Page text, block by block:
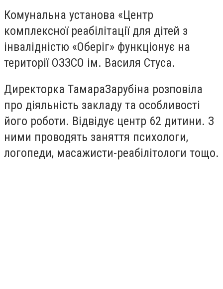
Комунальна установа «Центр
комплексної реабілітації для дітей з
інвалідністю «Оберіг» функціонує на
території ОЗЗСО ім. Василя Стуса.
Директорка ТамараЗарубіна розповіла
про діяльність закладу та особливості
його роботи. Відвідує центр 62 дитини. З
ними проводять заняття психологи,
логопеди, масажисти-реабілітологи тощо.